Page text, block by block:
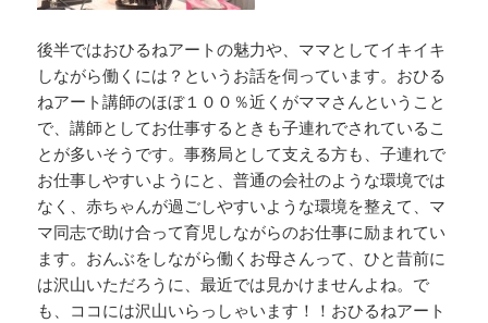
後半ではおひるねアートの魅力や、ママとしてイキイキ
しながら働くには？というお話を伺っています。おひる
ねアート講師のほぼ１００％近くがママさんということ
で、講師としてお仕事するときも子連れでされているこ
とが多いそうです。事務局として支える方も、子連れで
お仕事しやすいようにと、普通の会社のような環境では
なく、赤ちゃんが過ごしやすいような環境を整えて、マ
マ同志で助け合って育児しながらのお仕事に励まれてい
ます。おんぶをしながら働くお母さんって、ひと昔前に
は沢山いただろうに、最近では見かけませんよね。で
も、ココには沢山いらっしゃいます！！おひるねアート